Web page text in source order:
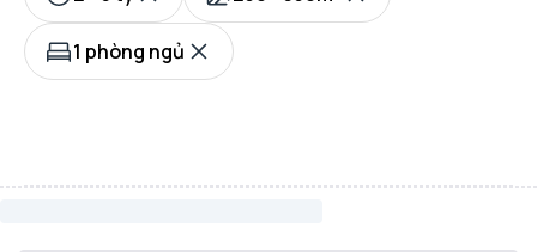
1 phòng ngủ